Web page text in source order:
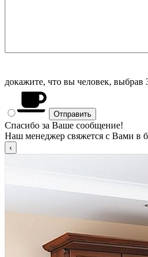
докажите, что вы человек, выбрав
Спасибо за Ваше сообщение!
Наш менеджер свяжется с Вами в